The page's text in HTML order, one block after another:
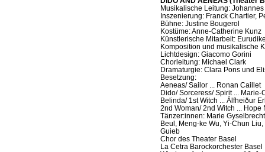
Musikalische Leitung:
Inszenierung: Franck Chartier,
Bühne: Justine Bougerol
Kostüme: Anne-Catherine Kunz
Künstlerische Mitarbeit:
Komposition und musikalische
Lichtdesign: Giacomo Gorini
Chorleitung: Michael Clark
Dramaturgie: Clara Pons und
Besetzung:
Aeneas/ Sailor ... Ronan Caillet
Dido/ Sorceress/ Spirit ...
Belinda/ 1st Witch ... Álfheiður
2nd Woman/ 2nd Witch ... Hope
Tänzer:innen: Marie
Beul, Meng-ke Wu, Yi-Chun
Guieb
Chor des Theater Basel
La Cetra Barockorchester Basel